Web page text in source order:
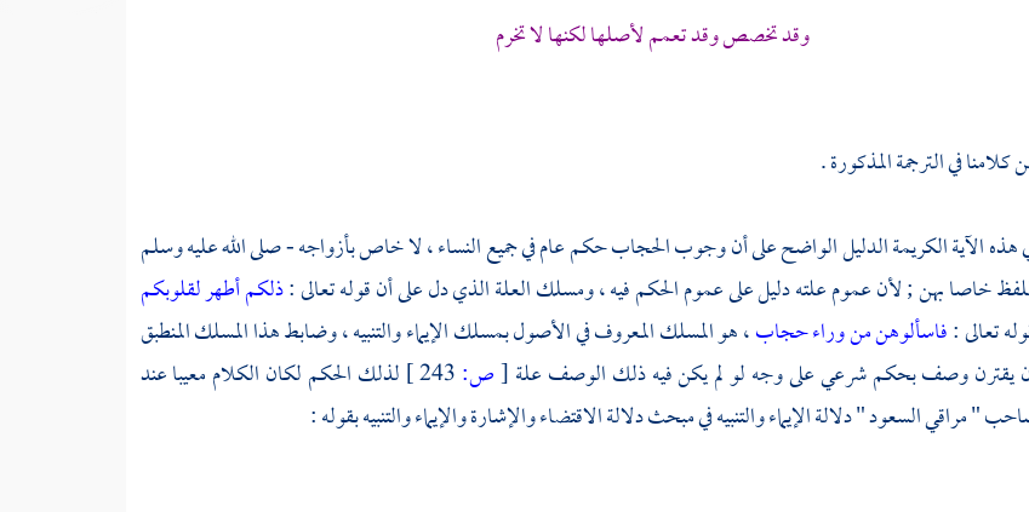
وقد تخصص وقد تعمم لأصلها لكنها لا تخرم
في الترجمة المذكورة .
هذه الآية الكريمة الدليل الواضح على أن وجوب الحجاب حكم عام في جميع النساء ، لا خاص بأزواجه - صلى الله عليه وسلم
خاصا بهن ; لأن عموم علته دليل على عموم الحكم فيه ، ومسلك العلة الذي دل على أن قوله تعالى :ذلكم أطهر لقلوبكم
تعالى :فاسألوهن من وراء حجاب، هو المسلك المعروف في الأصول بمسلك الإيماء والتنبيه ، وضابط هذا المسلك المنطبق
يقترن وصف بحكم شرعي على وجه لو لم يكن فيه ذلك الوصف علة[ص:
لذلك الحكم لكان الكلام معيبا عند
" مراقي السعود " دلالة الإيماء والتنبيه في مبحث دلالة الاقتضاء والإشارة والإيماء والتنبيه بقوله :